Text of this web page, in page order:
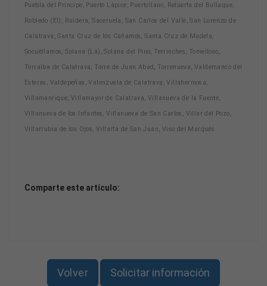
Puebla del Príncipe, Puerto Lápice, Puertollano, Retuerta del Bullaque,
Robledo (El), Ruidera, Saceruela, San Carlos del Valle, San Lorenzo de
Calatrava, Santa Cruz de los Cáñamos, Santa Cruz de Mudela,
Socuéllamos, Solana (La), Solana del Pino, Terrinches, Tomelloso,
Torralba de Calatrava, Torre de Juan Abad, Torrenueva, Valdemanco del
Esteras, Valdepeñas, Valenzuela de Calatrava, Villahermosa,
Villamanrique, Villamayor de Calatrava, Villanueva de la Fuente,
Villanueva de los Infantes, Villanueva de San Carlos, Villar del Pozo,
Villarrubia de los Ojos, Villarta de San Juan, Viso del Marqués
Comparte este artículo:
Volver Solicitar información